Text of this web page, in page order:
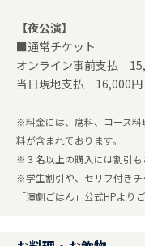
【夜公演】
■通常チケット
オンライン事前支払
当日現地支払 16,000円
※料金には、席料、コース料
料が含まれております。
※３名以上の購入には割引も
※学生割引や、セリフ付きチ
「演劇ごはん」公式HPより